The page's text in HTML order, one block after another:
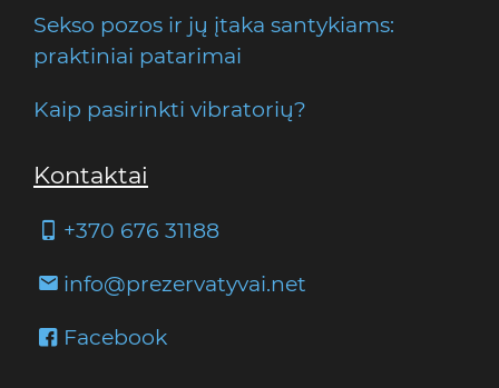
Sekso pozos ir jų įtaka santykiams:
praktiniai patarimai
Kaip pasirinkti vibratorių?
Kontaktai
+370 676 31188
info@prezervatyvai.net
Facebook